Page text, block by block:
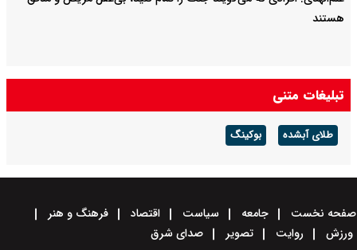
هستند
تبلیغات متنی
طلای آبشده بوکینگ
صفحه نخست جامعه سیاست اقتصاد
فرهنگ و هنر
ورزش
روایت تصویر صدای شرق